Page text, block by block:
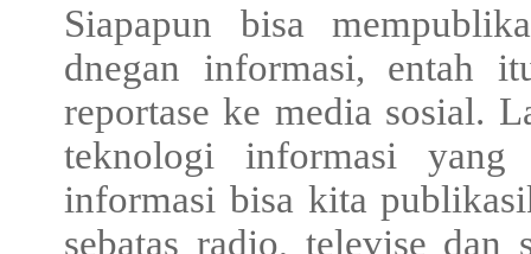
Siapapun bisa
dnegan informasi, entah
reportase ke media sosial.
teknologi informasi yang
informasi bisa kita
sebatas radio, televise dan